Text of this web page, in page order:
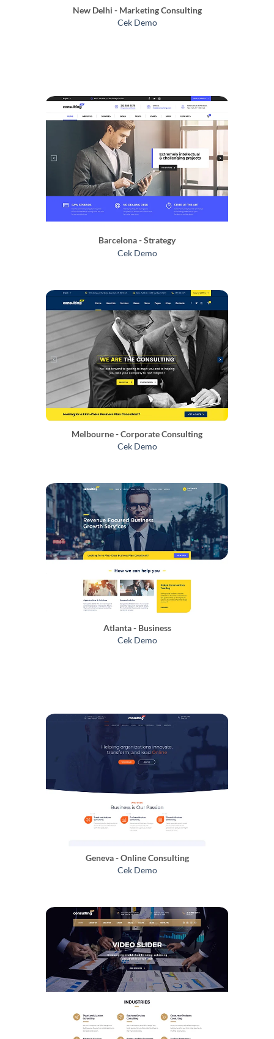
New Delhi - Marketing Consulting
Cek Demo
Barcelona - Strategy
Cek Demo
Melbourne - Corporate Consulting
Cek Demo
Atlanta - Business
Cek Demo
Geneva - Online Consulting
Cek Demo